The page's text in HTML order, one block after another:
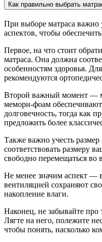
Как правильно выбрать
При выборе матраса важно
аспектов, чтобы
Первое, на что стоит
матраса. Она должна
особенностям здоровья.
рекомендуются
Второй важный момент —
мемори-фоам
долговечность, тогда как
предложить более
Также важно учесть
соответствовать размеру
свободно перемещаться во
Не менее значим аспект —
вентиляцией сохраняют
накопление влаги.
Наконец, не забывайте про
Лягте на него, полежите
чтобы понять, насколько